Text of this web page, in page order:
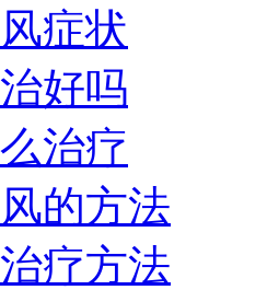
症状
好吗
治疗
的方法
疗方法